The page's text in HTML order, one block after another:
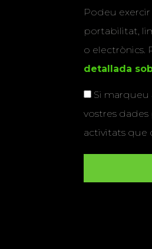
Podeu exercir
portabilitat,
o electrònics.
detallada
Si marqueu
vostres dades
activitats que